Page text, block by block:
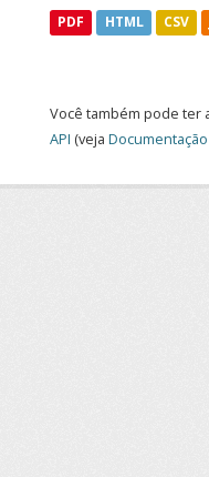
PDF HTML CSV
Você também pode ter
API (veja Documentação